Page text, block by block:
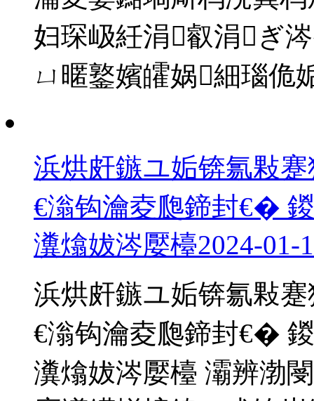
妇琛岋紝涓叡涓ぎ
ㄩ暱鐜嬪皬娲細瑙佹
浜烘皯鏃ユ姤锛氱敤
€滃钩瀹夌瓟鍗封€�
瀵熻妭涔嬮檯2024-01-
浜烘皯鏃ユ姤锛氱敤
€滃钩瀹夌瓟鍗封€�
瀵熻妭涔嬮檯 灞辨渤